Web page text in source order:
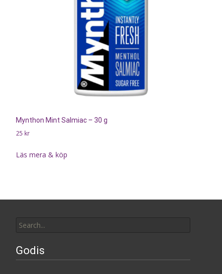
Mynthon Mint Salmiac – 30 g
25 kr
Läs mera & köp
for:
Godis